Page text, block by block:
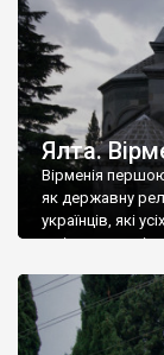
Ялта.
Вірменія
як державну
українців, які
є відданими